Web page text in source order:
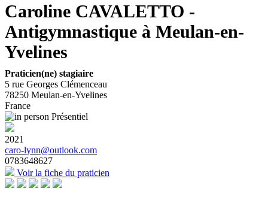
Caroline CAVALETTO -
Antigymnastique à Meulan-en-
Yvelines
Praticien(ne) stagiaire
5 rue Georges Clémenceau
78250 Meulan-en-Yvelines
France
Présentiel
2021
caro-lynn@outlook.com
0783648627
Voir la fiche du praticien